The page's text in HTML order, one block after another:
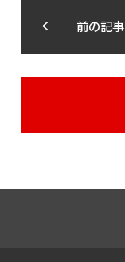
前の記事